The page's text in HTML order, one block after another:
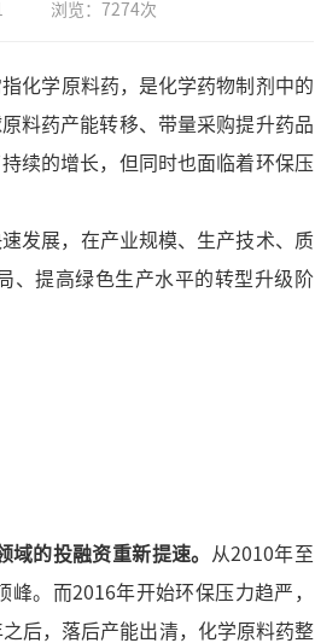
浏览：7274次
学原料药，是化学药物制剂中的
料药产能转移、带量采购提升药品
续的增长，但同时也面临着环保压
发展，在产业规模、生产技术、质
、提高绿色生产水平的转型升级阶
的投融资重新提速。
从2010年至
。而2016年开始环保压力趋严，
后，落后产能出清，化学原料药整